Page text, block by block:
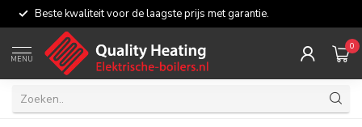
Beste kwaliteit voor de laagste prijs met garantie.
MENU
0